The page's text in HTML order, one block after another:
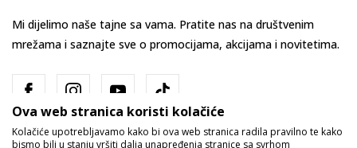
Mi dijelimo naše tajne sa vama. Pratite nas na društvenim
mrežama i saznajte sve o promocijama, akcijama i novitetima.
Ova web stranica koristi kolačiće
Kolačiće upotrebljavamo kako bi ova web stranica radila pravilno te kako
bismo bili u stanju vršiti dalja unapređenja stranice sa svrhom